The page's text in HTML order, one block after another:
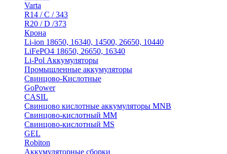
Varta
R14 / C / 343
R20 / D /373
Крона
Li-ion 18650, 16340, 14500, 26650, 10440
LiFePO4 18650, 26650, 16340
Li-Pol Аккумуляторы
Промышленные аккумуляторы
Свинцово-Кислотные
GoPower
CASIL
Свинцово кислотные аккумуляторы MNB
Cвинцово-кислотный MM
Cвинцово-кислотный MS
GEL
Robiton
Аккумуляторные сборки